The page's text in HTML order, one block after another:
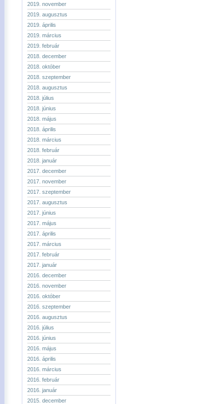
2019. november
2019. augusztus
2019. április
2019. március
2019. február
2018. december
2018. október
2018. szeptember
2018. augusztus
2018. július
2018. június
2018. május
2018. április
2018. március
2018. február
2018. január
2017. december
2017. november
2017. szeptember
2017. augusztus
2017. június
2017. május
2017. április
2017. március
2017. február
2017. január
2016. december
2016. november
2016. október
2016. szeptember
2016. augusztus
2016. július
2016. június
2016. május
2016. április
2016. március
2016. február
2016. január
2015. december